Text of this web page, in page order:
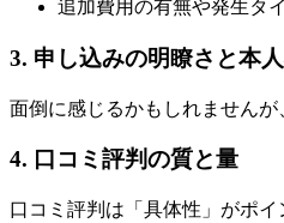
追加費用の有無や発生タ
3. 申し込みの明瞭さと本
面倒に感じるかもしれません
4. 口コミ評判の質と量
口コミ評判は「具体性」がポ